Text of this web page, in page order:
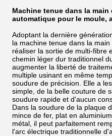
Machine tenue dans la
automatique pour le moule,
Adoptant la dernière
la machine tenue dans la
réaliser la sortie de multi-fibre
chemin léger dur traditionnel
augmenter la liberté de
multiple usinant en même
soudure de précision. Elle a
simple, de la belle couture de
soudure rapide et d'aucun
Dans la soudure de la plaque
mince de fer, plat en
métal, il peut parfaitement
l'arc électrique traditionnelle